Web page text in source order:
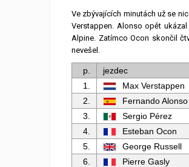
Ve zbývajících minutách už se
Verstappen. Alonso opět
Alpine. Zatímco Ocon skončil
nevešel.
p. jezdec
1.
Max Verstappen
2.
Fernando Alonso
3.
Sergio Pérez
4.
Esteban Ocon
5.
George Russell
6.
Pierre Gasly